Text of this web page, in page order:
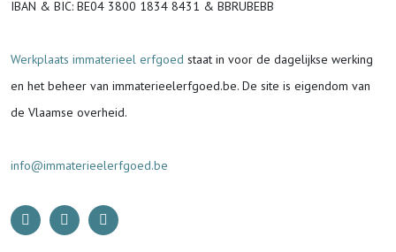
IBAN & BIC: BE04 3800 1834 8431 & BBRUBEBB
Werkplaats immaterieel erfgoed staat in voor de dagelijkse werking
en het beheer van immaterieelerfgoed.be. De site is eigendom van
de Vlaamse overheid.
info@immaterieelerfgoed.be